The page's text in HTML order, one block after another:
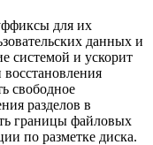
для их
данных и
системой и ускорит
свободное
разделов в
границы файловых
по разметке диска.